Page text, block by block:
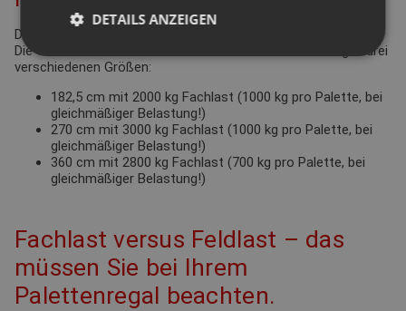
Dies ergibt sich in erster Linie aus den einzulagernden Gütern.
Die vorverzinkten Traversen erhalten Sie standardmäßig in drei
verschiedenen Größen:
182,5 cm mit 2000 kg Fachlast (1000 kg pro Palette, bei
gleichmäßiger Belastung!)
270 cm mit 3000 kg Fachlast (1000 kg pro Palette, bei
gleichmäßiger Belastung!)
360 cm mit 2800 kg Fachlast (700 kg pro Palette, bei
gleichmäßiger Belastung!)
Fachlast versus Feldlast – das
müssen Sie bei Ihrem
Palettenregal beachten.
DETAILS ANZEIGEN